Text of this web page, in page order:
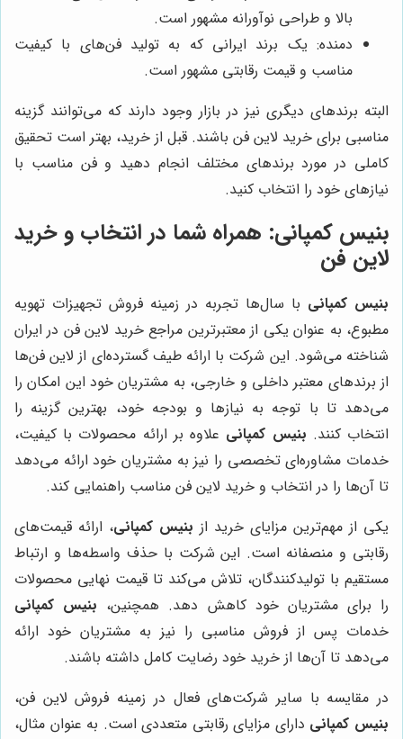
بالا و طراحی نوآورانه مشهور است.
دمنده: یک برند ایرانی که به تولید فن‌های با کیفیت
مناسب و قیمت رقابتی مشهور است.
البته برندهای دیگری نیز در بازار وجود دارند که می‌توانند گزینه
مناسبی برای خرید لاین فن باشند. قبل از خرید، بهتر است تحقیق
کاملی در مورد برندهای مختلف انجام دهید و فن مناسب با
نیازهای خود را انتخاب کنید.
بنیس کمپانی: همراه شما در انتخاب و خرید
لاین فن
بنیس کمپانی با سال‌ها تجربه در زمینه فروش تجهیزات تهویه
مطبوع، به عنوان یکی از معتبرترین مراجع خرید لاین فن در ایران
شناخته می‌شود. این شرکت با ارائه طیف گسترده‌ای از لاین فن‌ها
از برندهای معتبر داخلی و خارجی، به مشتریان خود این امکان را
می‌دهد تا با توجه به نیازها و بودجه خود، بهترین گزینه را
انتخاب کنند. بنیس کمپانی علاوه بر ارائه محصولات با کیفیت،
خدمات مشاوره‌ای تخصصی را نیز به مشتریان خود ارائه می‌دهد
تا آن‌ها را در انتخاب و خرید لاین فن مناسب راهنمایی کند.
یکی از مهم‌ترین مزایای خرید از بنیس کمپانی، ارائه قیمت‌های
رقابتی و منصفانه است. این شرکت با حذف واسطه‌ها و ارتباط
مستقیم با تولیدکنندگان، تلاش می‌کند تا قیمت نهایی محصولات
را برای مشتریان خود کاهش دهد. همچنین، بنیس کمپانی
خدمات پس از فروش مناسبی را نیز به مشتریان خود ارائه
می‌دهد تا آن‌ها از خرید خود رضایت کامل داشته باشند.
در مقایسه با سایر شرکت‌های فعال در زمینه فروش لاین فن،
بنیس کمپانی دارای مزایای رقابتی متعددی است. به عنوان مثال،